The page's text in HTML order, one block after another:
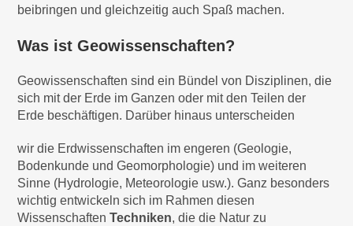
beibringen und gleichzeitig auch Spaß machen.
Was ist Geowissenschaften?
Geowissenschaften sind ein Bündel von Disziplinen, die
sich mit der Erde im Ganzen oder mit den Teilen der
Erde beschäftigen. Darüber hinaus unterscheiden
wir die Erdwissenschaften im engeren (Geologie,
Bodenkunde und Geomorphologie) und im weiteren
Sinne (Hydrologie, Meteorologie usw.). Ganz besonders
wichtig entwickeln sich im Rahmen diesen
WissenschaftenTechniken, die die Natur zu